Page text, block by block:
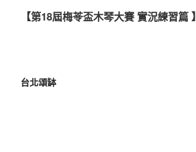
【第18屆梅苓盃木琴大賽 實況練習篇 】
台北頌缽